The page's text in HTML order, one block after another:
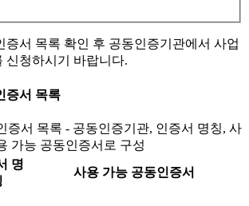
증서 목록 확인 후 공동인증기관에서 사업
신청하시기 바랍니다.
증서 목록
증서 목록 - 공동인증기관, 인증서 명칭, 사
가능 공동인증서로 구성
명
사용 가능 공동인증서